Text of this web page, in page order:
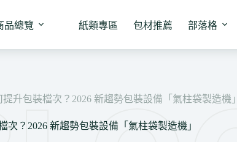
品總覽 紙類專區 包材推薦 部落格
提升包裝檔次？2026 新趨勢包裝設備「氣柱袋製造機」
次？2026 新趨勢包裝設備「氣柱袋製造機」